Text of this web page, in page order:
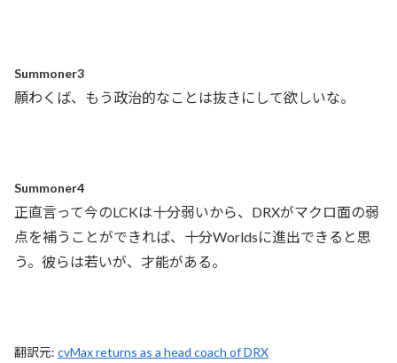
Summoner3
願わくば、もう政治的なことは抜きにして欲しいな。
Summoner4
正直言って今のLCKは十分弱いから、DRXがマクロ面の弱
点を補うことができれば、十分Worldsに進出できると思
う。彼らは若いが、才能がある。
翻訳元: cvMax returns as a head coach of DRX